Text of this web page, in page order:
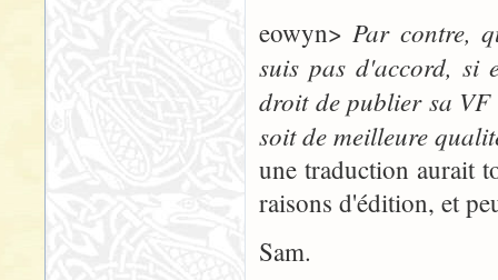
eowyn> Par contre,
suis pas d'accord, si
droit de publier sa
soit de meilleure
une traduction aurait
raisons d'édition, et
Sam.